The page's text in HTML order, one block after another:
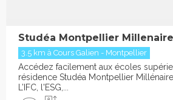
Studéa Montpellier
3.5 km à Cours Galien - Montpellier
Accédez facilement aux écoles
résidence Studéa Montpellier
L’IFC, l'ESG,...